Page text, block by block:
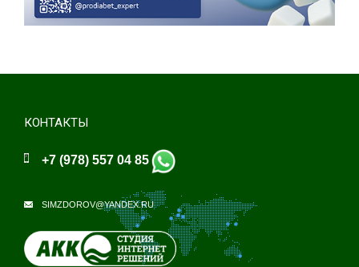
КОНТАКТЫ
+7 (978) 557 04 85
SIMZDOROV@YANDEX.RU